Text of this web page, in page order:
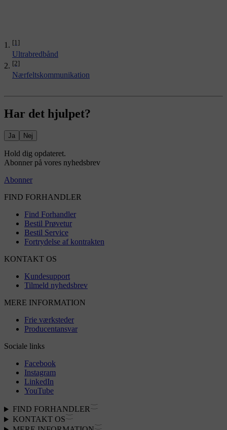
[1]
Ultrabredbånd
[2]
Nærfeltskommunikation
Har det hjulpet?
Ja Nej